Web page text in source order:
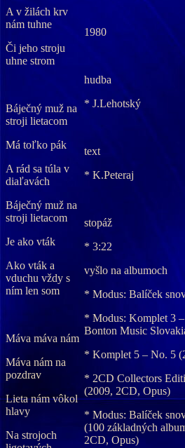
A v žilách krv
nám tuhne
Či jeho stroju
uhne strom
Báječný muž na
stroji lietacom
Má toľko pák
A rád sa túla v
diaľavách
Báječný muž na
stroji lietacom
Je ako vták
Ako vták a
vduchu vždy s
ním len som
Máva máva nám
Máva nám na
pozdrav
Lieta nám vôkol
hlavy
Na strojoch
1980
hudba
* J.Lehotský
text
* K.Peteraj
stopáž
* 3:22
vyšlo na albumoch
* Modus: Balíček
* Modus: Komplet 3
Bonton Music
* Komplet 5 – No. 5
* 2CD Collectors
(2009, 2CD, Opus)
* Modus: Balíček
(100 základných
2CD, Opus)